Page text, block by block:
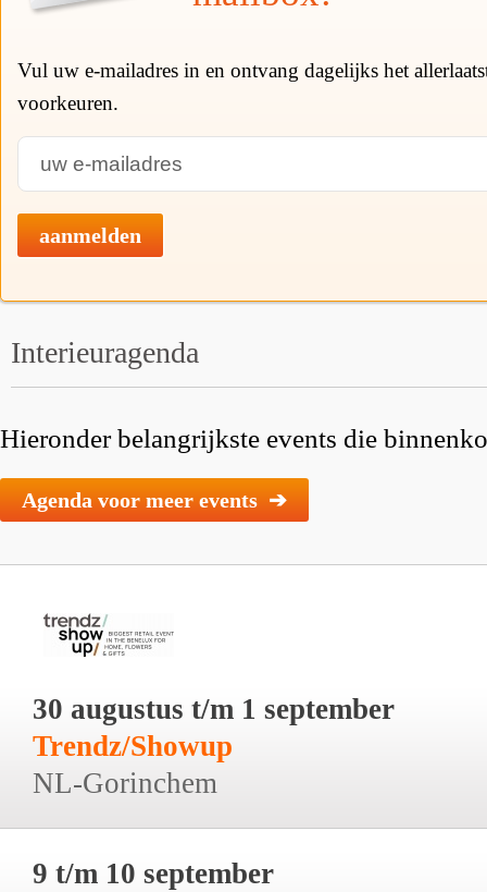
Vul uw e-mailadres in en ontvang dagelijks het
voorkeuren.
aanmelden
Interieuragenda
Hieronder belangrijkste events die
Agenda voor meer events ➔
30 augustus t/m 1 september
Trendz/Showup
NL-Gorinchem
9 t/m 10 september